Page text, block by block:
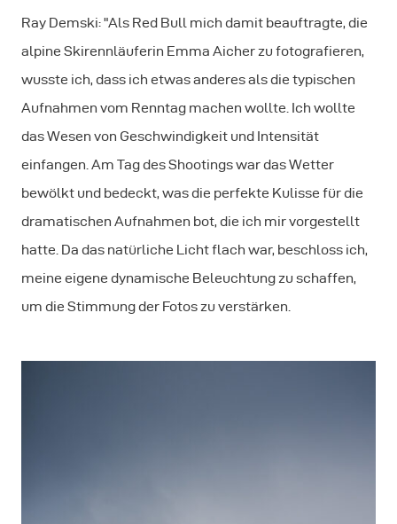
Ray Demski: "Als Red Bull mich damit beauftragte, die
alpine Skirennläuferin Emma Aicher zu fotografieren,
wusste ich, dass ich etwas anderes als die typischen
Aufnahmen vom Renntag machen wollte. Ich wollte
das Wesen von Geschwindigkeit und Intensität
einfangen. Am Tag des Shootings war das Wetter
bewölkt und bedeckt, was die perfekte Kulisse für die
dramatischen Aufnahmen bot, die ich mir vorgestellt
hatte. Da das natürliche Licht flach war, beschloss ich,
meine eigene dynamische Beleuchtung zu schaffen,
um die Stimmung der Fotos zu verstärken.